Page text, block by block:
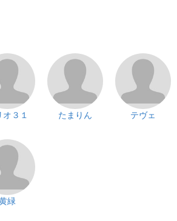
オ３１ たまりん テヴェ
緑